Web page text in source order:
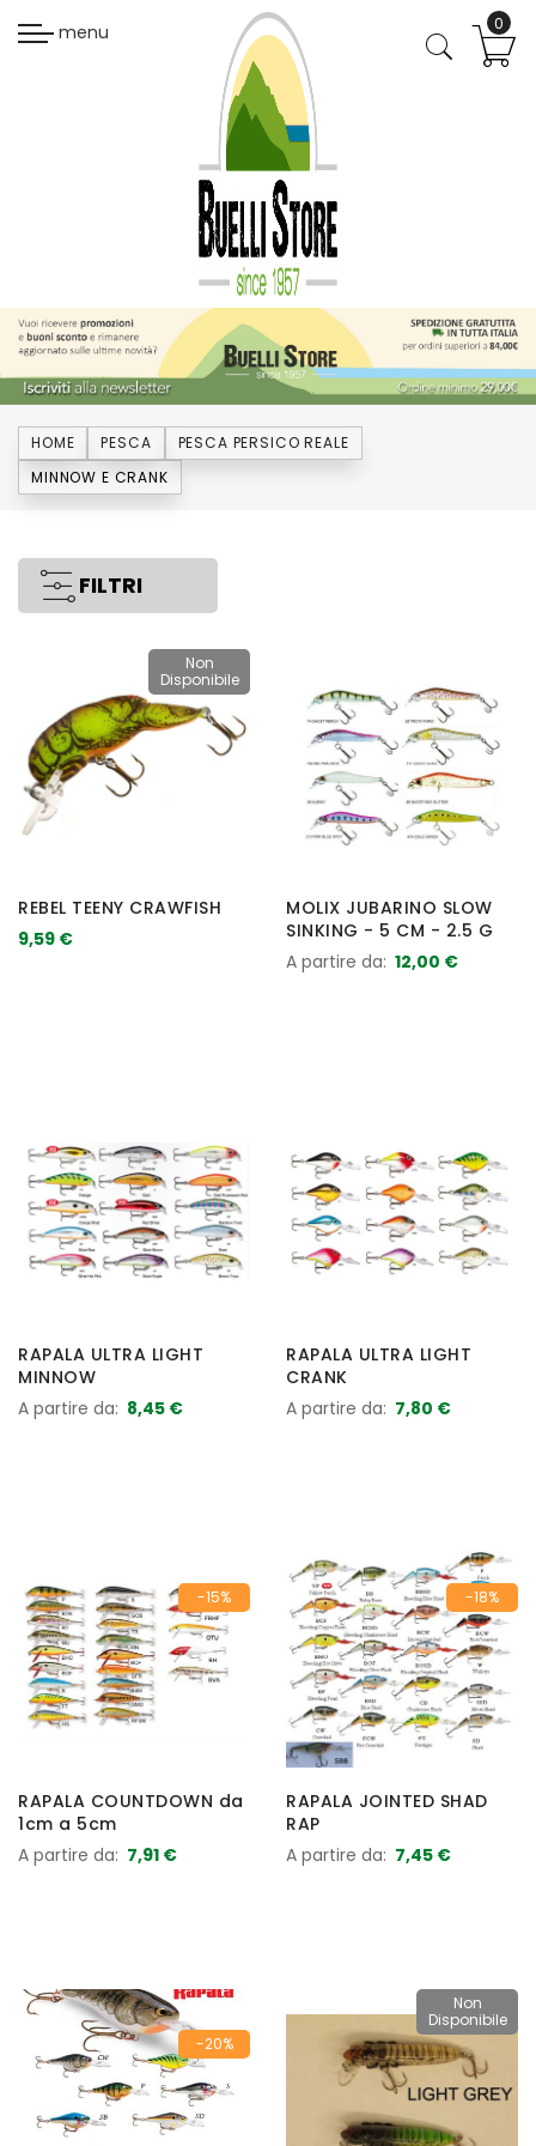
menu
HOME PESCA
PESCA PERSICO REALE
MINNOW E CRANK
FILTRI
Non
Disponibile
REBEL TEENY CRAWFISH
9,59 €
MOLIX JUBARINO SLOW
SINKING - 5 CM - 2.5 G
A partire da 12,00 €
RAPALA ULTRA LIGHT
MINNOW
A partire da 8,45 €
RAPALA ULTRA LIGHT
CRANK
A partire da 7,80 €
-15%
RAPALA COUNTDOWN da
1cm a 5cm
A partire da 7,91 €
-18%
RAPALA JOINTED SHAD
RAP
A partire da 7,45 €
-20%
Non
Disponibile